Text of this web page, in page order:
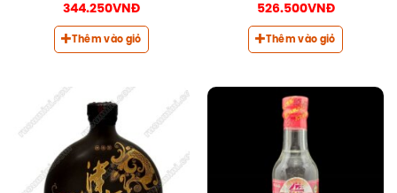
344.250VNĐ
Thêm vào giỏ
526.500VNĐ
Thêm vào giỏ